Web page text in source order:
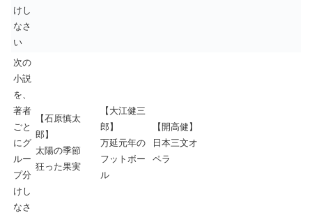
けし
なさ
い
次の
小説
を、
著者
ごと
にグ
ルー
プ分
けし
なさ
【石原慎太
郎】
太陽の季節
狂った果実
【大江健三
郎】
万延元年の
フットボー
ル
【開高健】
日本三文オ
ペラ